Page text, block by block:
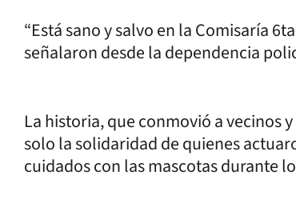
“Está sano y salvo en la Comisaría
señalaron desde la dependencia
La historia, que conmovió a vecinos
solo la solidaridad de quienes
cuidados con las mascotas durante